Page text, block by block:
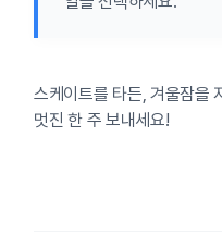
스케이트를 타든, 겨울잠을
멋진 한 주 보내세요!